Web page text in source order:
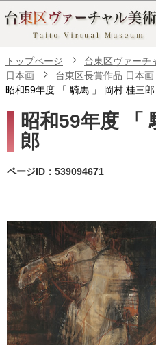
トップページ 台東区ヴァーチ
日本画
台東区長賞作品 日本画
昭和59年度 「 騎馬 」 岡村 桂三郎
昭和59年度 「
郎
ページID：539094671